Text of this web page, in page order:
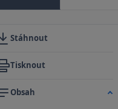
Stáhnout
Tisknout
Obsah